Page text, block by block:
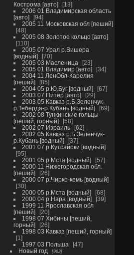
Кострома [авто]
13
2006 01 Владимирская область
[авто]
94
2005 11 Московская обл [пеший]
48
2005 08 Золотое кольцо [авто]
110
2005 07 Урал р.Вишера
[водный]
70
2005 03 Масленица
23
2005 01 Владимир [авто]
34
2004 11 ЛенОбл-Карелия
[пеший]
85
2004 05 р.Ю.Буг [водный]
67
2003 07 Питер [авто]
29
2003 05 Кавказ р.Б.Зеленчук-
р.Теберда-р.Кубань [водный]
69
2002 08 Тункинские гольцы
[пеший, горный]
58
2002 07 Израиль
62
2002 05 Кавказ р.Б.Зеленчук-
р.Кубань [водный]
37
2001 07 р.Кутсайоки [водный]
95
2001 05 р.Мста [водный]
57
2000 11 Нижегородская обл.
[пеший]
26
2000 07 р.Чирко-кемь [водный]
30
2000 05 р.Мста [водный]
68
2000 04 р.Нара [водный]
39
1999 11 Ярославская обл
[пеший]
20
1998 07 Хибины [пеший,
горный]
26
1998 03 Кавказ [пеший, горный]
1
1997 03 Польша
47
Новый год
962